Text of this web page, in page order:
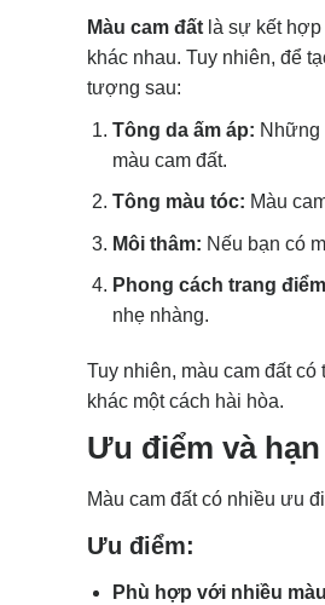
Màu cam đất là sự kết
khác nhau. Tuy nhiên, để
tượng sau:
Tông da ấm áp: Những
màu cam đất.
Tông màu tóc: Màu
Môi thâm: Nếu bạn có
Phong cách trang
nhẹ nhàng.
Tuy nhiên, màu cam đất
khác một cách hài hòa.
Ưu điểm và
Màu cam đất có nhiều ưu
Ưu điểm:
Phù hợp với nhiều